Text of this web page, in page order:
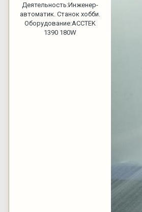
Деятельность:Инженер-
автоматик. Станок хобби.
Оборудование:ACCTEK
1390 180W